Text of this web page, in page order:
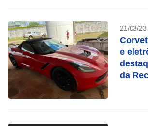
21/03/23
e
da